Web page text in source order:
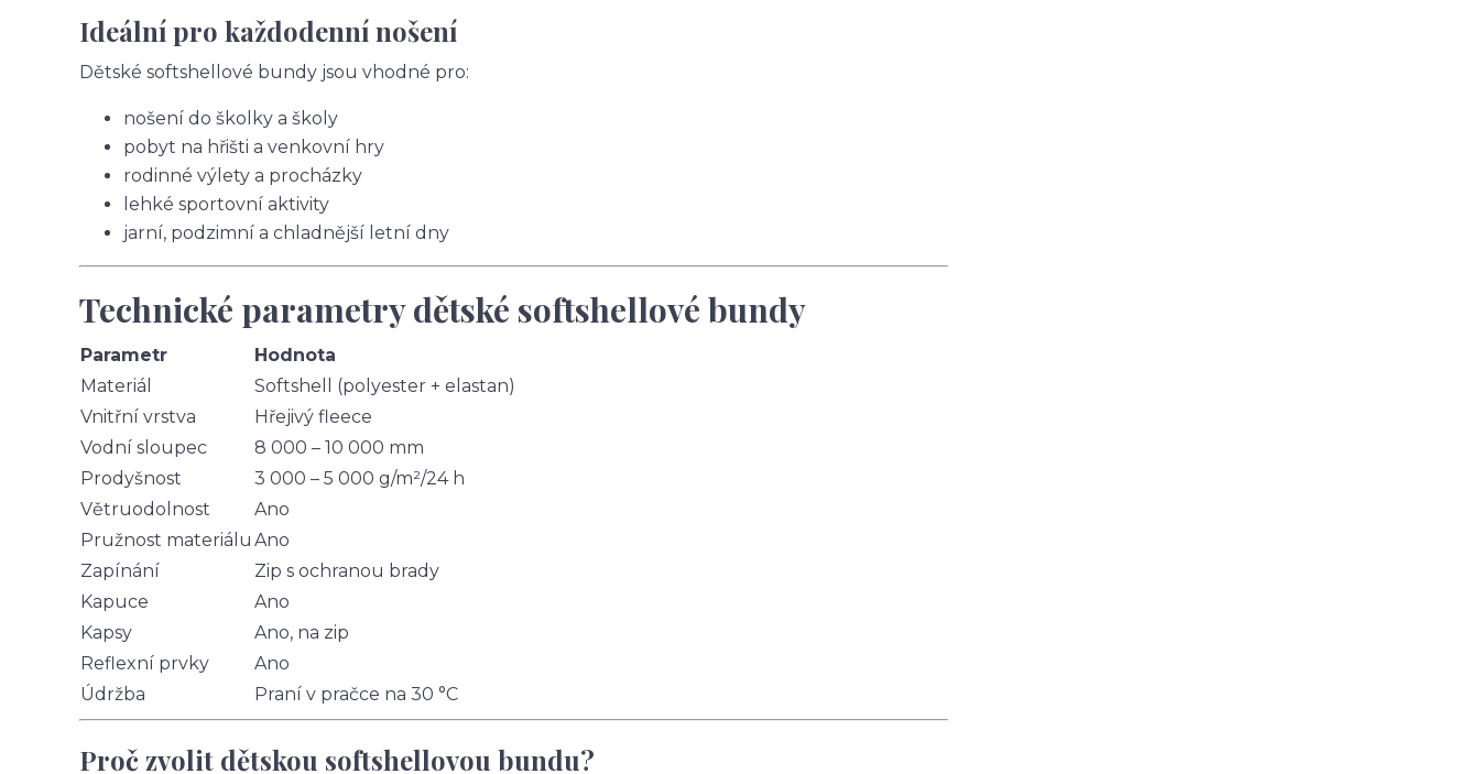
Ideální pro každodenní nošení
Dětské softshellové bundy jsou vhodné pro:
nošení do školky a školy
pobyt na hřišti a venkovní hry
rodinné výlety a procházky
lehké sportovní aktivity
jarní, podzimní a chladnější letní dny
Technické parametry dětské softshellové bundy
Parametr
Hodnota
Materiál
Softshell (polyester + elastan)
Vnitřní vrstva
Hřejivý fleece
Vodní sloupec
8 000 – 10 000 mm
Prodyšnost
3 000 – 5 000 g/m²/24 h
Větruodolnost
Ano
Pružnost materiálu Ano
Zapínání
Zip s ochranou brady
Kapuce
Ano
Kapsy
Ano, na zip
Reflexní prvky
Ano
Údržba
Praní v pračce na 30 °C
Proč zvolit dětskou softshellovou bundu?